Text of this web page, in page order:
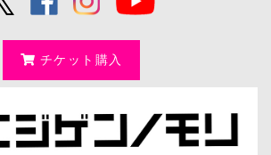
チケット購入